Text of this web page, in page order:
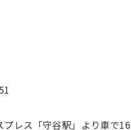
プレス「守谷駅」より車で